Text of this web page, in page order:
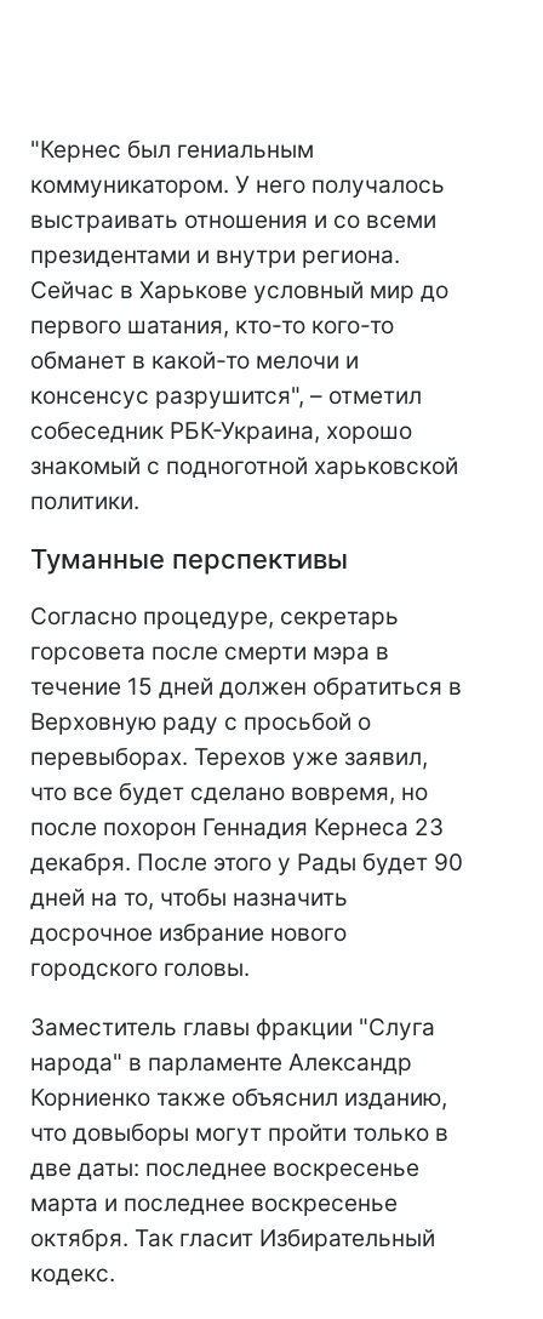
"Кернес был гениальным
коммуникатором. У него получалось
выстраивать отношения и со всеми
президентами и внутри региона.
Сейчас в Харькове условный мир до
первого шатания, кто-то кого-то
обманет в какой-то мелочи и
консенсус разрушится", – отметил
собеседник РБК-Украина, хорошо
знакомый с подноготной харьковской
политики.
Туманные перспективы
Согласно процедуре, секретарь
горсовета после смерти мэра в
течение 15 дней должен обратиться в
Верховную раду с просьбой о
перевыборах. Терехов уже заявил,
что все будет сделано вовремя, но
после похорон Геннадия Кернеса 23
декабря. После этого у Рады будет 90
дней на то, чтобы назначить
досрочное избрание нового
городского головы.
Заместитель главы фракции "Слуга
народа" в парламенте Александр
Корниенко также объяснил изданию,
что довыборы могут пройти только в
две даты: последнее воскресенье
марта и последнее воскресенье
октября. Так гласит Избирательный
кодекс.